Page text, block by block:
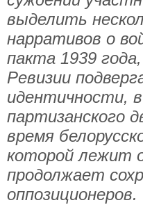
выделить
нарративов о
пакта 1939
Ревизии
идентичности, в
партизанского
время
которой лежит
продолжает
оппозиционеров.